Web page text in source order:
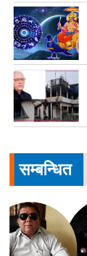
सम्बन्धित